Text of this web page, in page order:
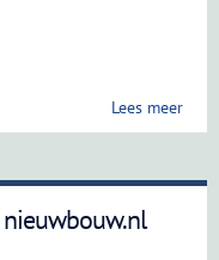
Lees meer